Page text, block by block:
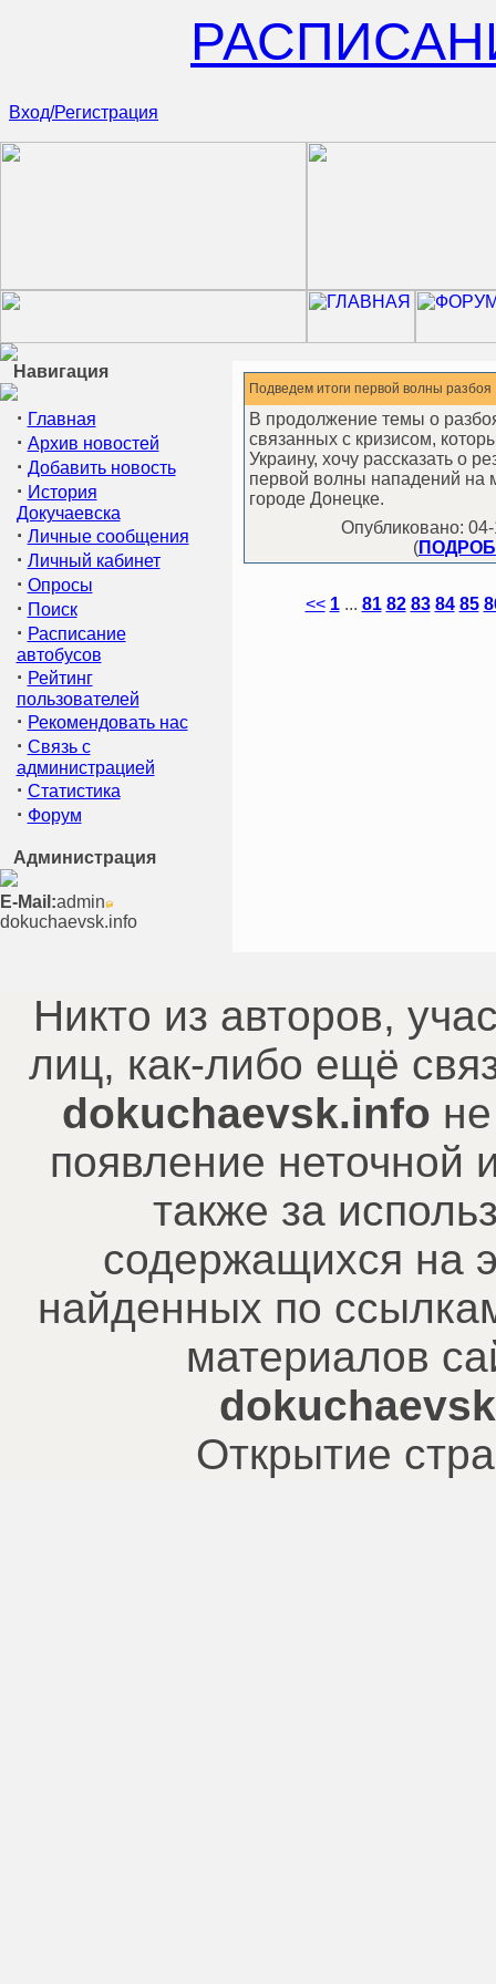
Вход/Регистрация
Навигация
· Главная
· Архив новостей
· Добавить новость
· История
Докучаевска
· Личные сообщения
· Личный кабинет
· Опросы
· Поиск
· Расписание
автобусов
· Рейтинг
пользователей
· Рекомендовать нас
· Связь с
администрацией
· Статистика
· Форум
Администрация
E-Mail:admin
dokuchaevsk.info
Подведем итоги первой волны разбоя
В продолжение темы о
связанных с кризисом,
Украину, хочу рассказать о
первой волны нападений на
городе Донецке.
Опубликовано:
(
<< 1 ... 81 82 83 84 85
Никто из авторов,
лиц, как-либо ещё
dokuchaevsk.info
появление
также за
содержащихся на
найденных по
материалов
Открытие